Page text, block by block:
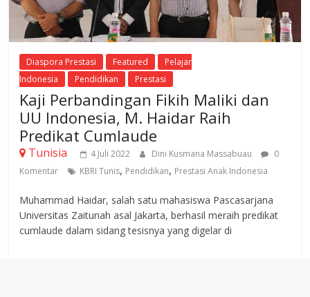
Diaspora Prestasi Featured
Pelajar
Indonesia
Pendidikan Prestasi
Kaji Perbandingan Fikih Maliki dan
UU Indonesia, M. Haidar Raih
Predikat Cumlaude
Tunisia 4 Juli 2022 Dini Kusmana Massabuau
0
Komentar
KBRI Tunis, Pendidikan, Prestasi Anak Indonesia
Muhammad Haidar, salah satu mahasiswa Pascasarjana
Universitas Zaitunah asal Jakarta, berhasil meraih predikat
cumlaude dalam sidang tesisnya yang digelar di